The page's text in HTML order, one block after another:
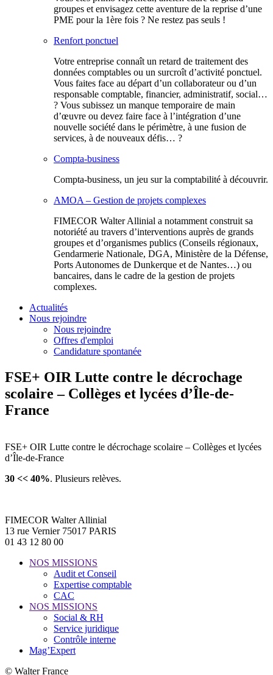
groupes et envisagez cette aventure de la reprise d’une
PME pour la 1ère fois ? Ne restez pas seuls !
Renfort ponctuel
Votre entreprise connaît un retard de traitement des
données comptables ou un surcroît d’activité ponctuel.
Vous faites face au départ d’un collaborateur ou d’un
responsable comptable, financier, administratif, social…
? Vous subissez un manque temporaire de main
d’œuvre ou devez faire face à l’intégration d’une
nouvelle société dans le périmètre, à une fusion de
services, à de nouveaux défis… ?
Compta-business
Compta-business, un jeu sur la comptabilité à découvrir.
AMOA – Gestion de projets complexes
FIMECOR Walter Allinial a notamment construit sa
notoriété au travers d’interventions auprès de grands
groupes et d’organismes publics (Conseils régionaux,
Gendarmerie Nationale, DGA, Ministère de la Défense,
Ports Autonomes de Dunkerque et de Nantes…) ou
bancaires, dans le cadre de la gestion de projets
complexes.
Actualités
Nous rejoindre
Nous rejoindre
Offres d'emploi
Candidature spontanée
FSE+ OIR Lutte contre le décrochage
scolaire – Collèges et lycées d’Île-de-
France
FSE+ OIR Lutte contre le décrochage scolaire – Collèges et lycées
d’Île-de-France
30 << 40%. Plusieurs relèves.
FIMECOR Walter Allinial
13 rue Vernier 75017 PARIS
01 43 12 80 00
NOS MISSIONS
Audit et Conseil
Expertise comptable
CAC
NOS MISSIONS
Social & RH
Service juridique
Contrôle interne
Mag’Expert
© Walter France